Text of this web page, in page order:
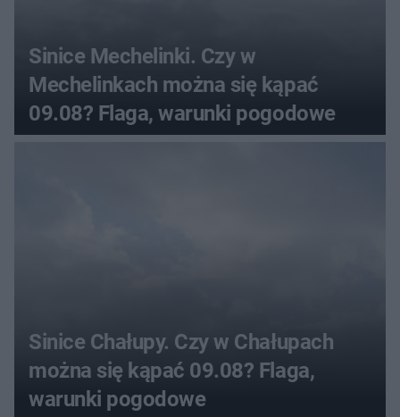
Sinice Mechelinki. Czy w
Mechelinkach można się kąpać
09.08? Flaga, warunki pogodowe
Sinice Chałupy. Czy w Chałupach
można się kąpać 09.08? Flaga,
warunki pogodowe